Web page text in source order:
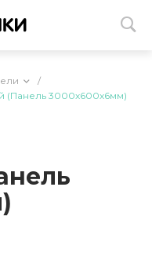
/
(Панель 3000х600х6мм)